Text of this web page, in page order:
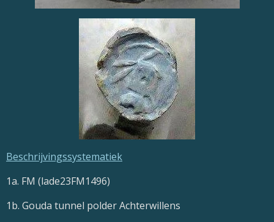
Beschrijvingssystematiek
1a. FM (lade23FM1496)
1b. Gouda tunnel polder Achterwillens